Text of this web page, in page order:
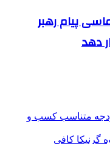
پیام رهبر
دهد
متناسب کسب و
گرنیکا کافی